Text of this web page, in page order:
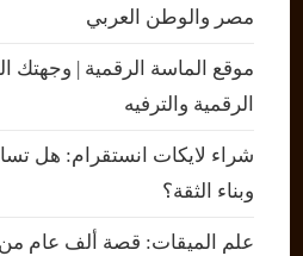
مصر والوطن العربي
موقع الماسة الرقمية | وجهتك
الرقمية والترفيه
شراء لايكات انستقرام: هل
وبناء الثقة؟
علم الميقات: قصة ألف عام